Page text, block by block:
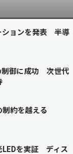
ションを発表 半導
制御に成功 次世代
約を越える
LEDを実証 ディス